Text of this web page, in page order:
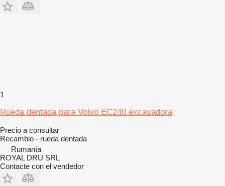
1
Rueda dentada para Volvo EC240 excavadora
Precio a consultar
Recambio - rueda dentada
Rumanía
ROYAL DRU SRL
Contacte con el vendedor